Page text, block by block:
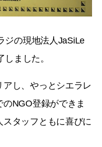
ジの現地法人JaSiLe
ました。
し、やっとシエラレ
NGO登録ができま
スタッフともに喜びに